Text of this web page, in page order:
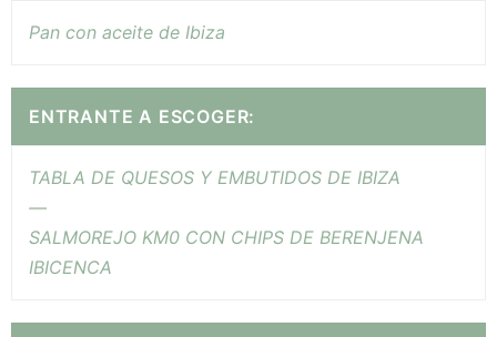
Pan con aceite de Ibiza
ENTRANTE A ESCOGER:
TABLA DE QUESOS Y EMBUTIDOS DE IBIZA
—
SALMOREJO KM0 CON CHIPS DE BERENJENA
IBICENCA